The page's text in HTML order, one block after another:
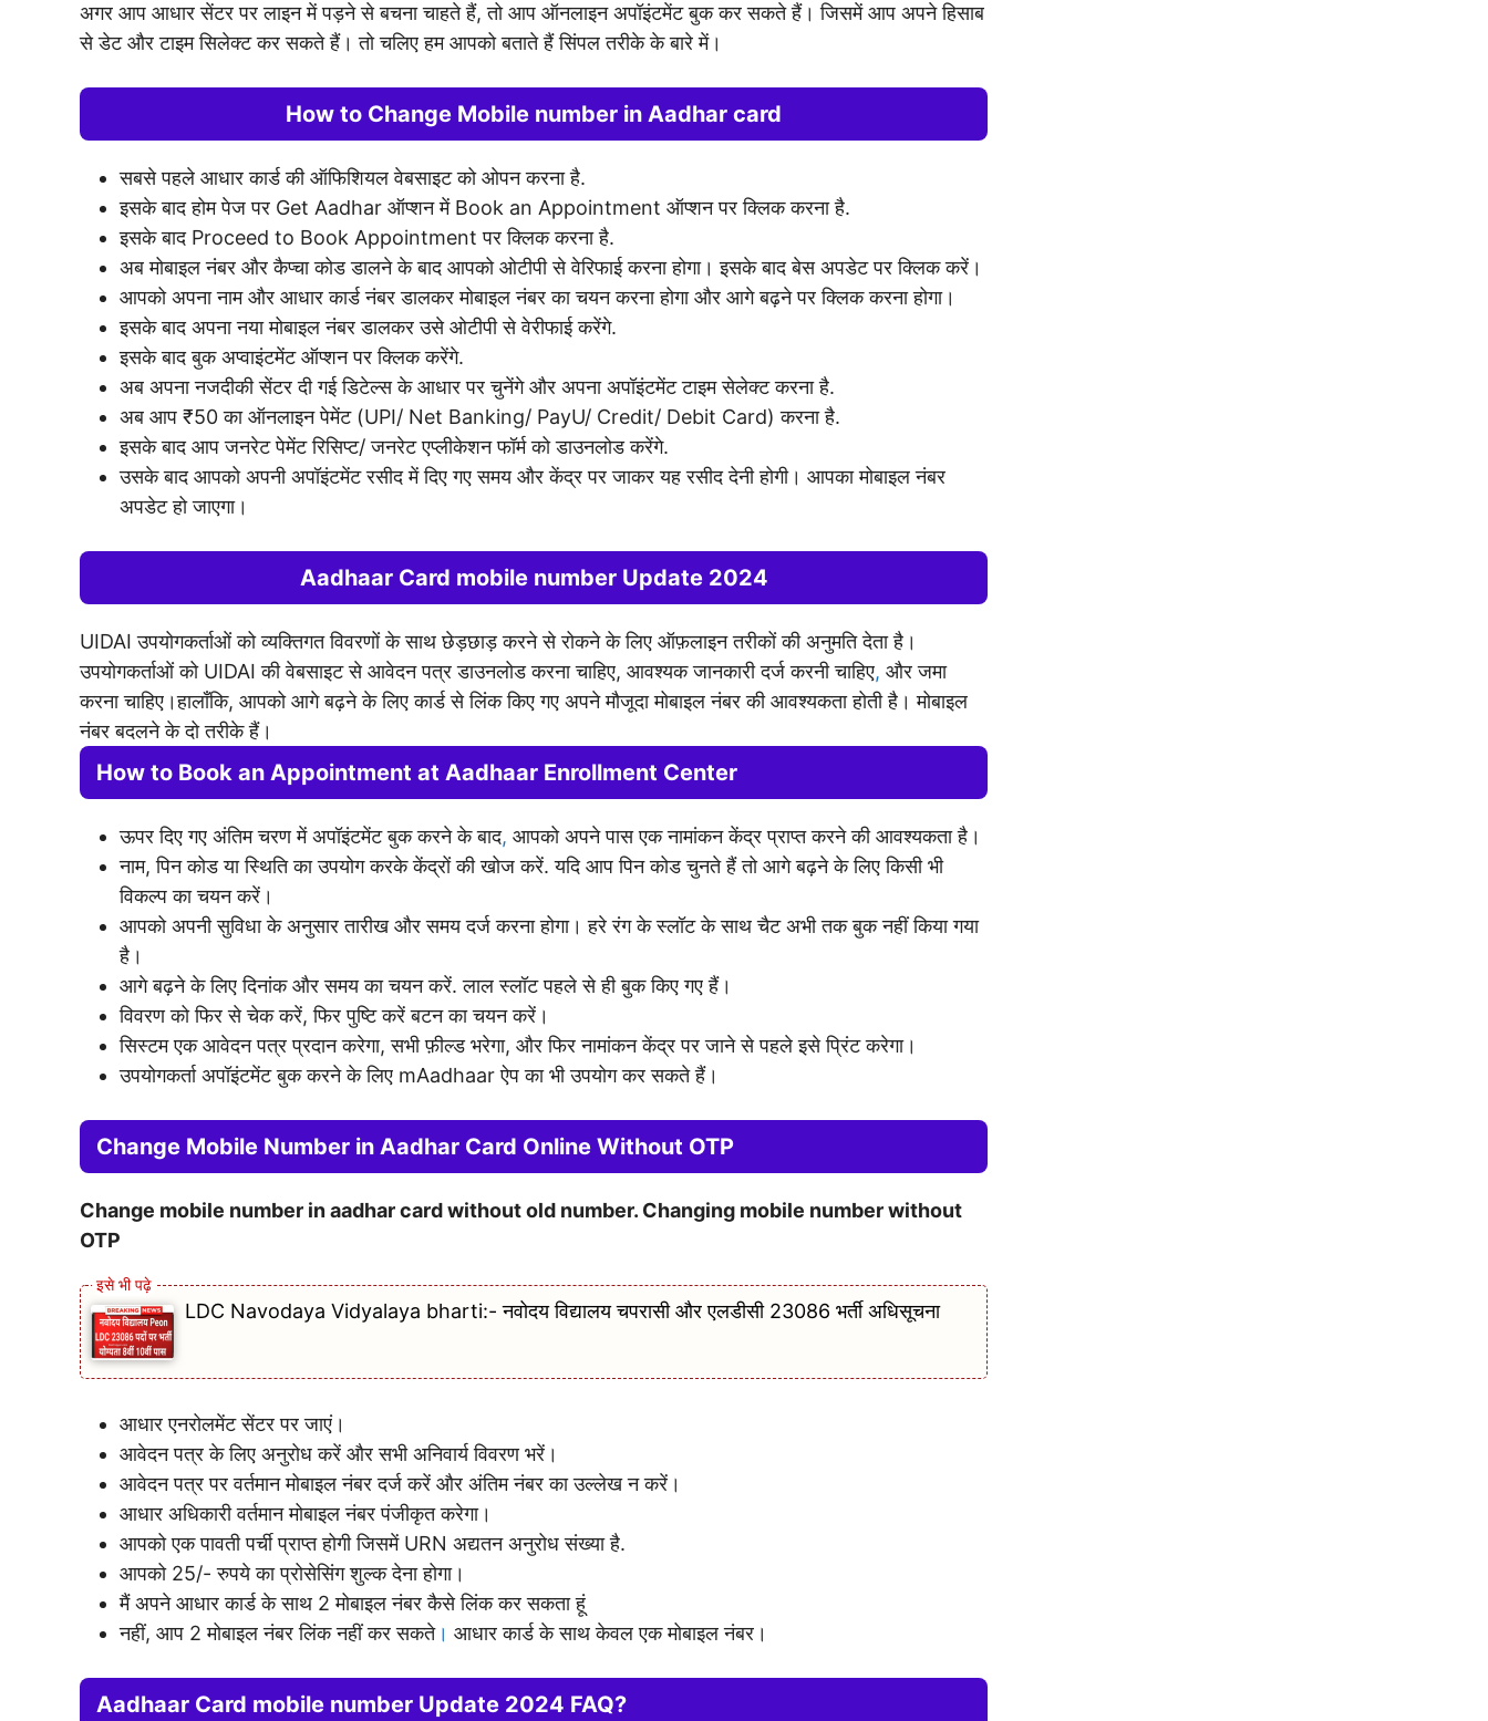
अगर आप आधार सेंटर पर लाइन में पड़ने से बचना चाहते हैं, तो आप ऑनलाइन अपॉइंटमेंट बुक कर सकते हैं। जिसमें आप अपने हिसाब
से डेट और टाइम सिलेक्ट कर सकते हैं। तो चलिए हम आपको बताते हैं सिंपल तरीके के बारे में।
How to Change Mobile number in Aadhar card
सबसे पहले आधार कार्ड की ऑफिशियल वेबसाइट को ओपन करना है.
इसके बाद होम पेज पर Get Aadhar ऑप्शन में Book an Appointment ऑप्शन पर क्लिक करना है.
इसके बाद Proceed to Book Appointment पर क्लिक करना है.
अब मोबाइल नंबर और कैप्चा कोड डालने के बाद आपको ओटीपी से वेरिफाई करना होगा। इसके बाद बेस अपडेट पर क्लिक करें।
आपको अपना नाम और आधार कार्ड नंबर डालकर मोबाइल नंबर का चयन करना होगा और आगे बढ़ने पर क्लिक करना होगा।
इसके बाद अपना नया मोबाइल नंबर डालकर उसे ओटीपी से वेरीफाई करेंगे.
इसके बाद बुक अप्वाइंटमेंट ऑप्शन पर क्लिक करेंगे.
अब अपना नजदीकी सेंटर दी गई डिटेल्स के आधार पर चुनेंगे और अपना अपॉइंटमेंट टाइम सेलेक्ट करना है.
अब आप ₹50 का ऑनलाइन पेमेंट (UPI/ Net Banking/ PayU/ Credit/ Debit Card) करना है.
इसके बाद आप जनरेट पेमेंट रिसिप्ट/ जनरेट एप्लीकेशन फॉर्म को डाउनलोड करेंगे.
उसके बाद आपको अपनी अपॉइंटमेंट रसीद में दिए गए समय और केंद्र पर जाकर यह रसीद देनी होगी। आपका मोबाइल नंबर
अपडेट हो जाएगा।
Aadhaar Card mobile number Update 2024
UIDAI उपयोगकर्ताओं को व्यक्तिगत विवरणों के साथ छेड़छाड़ करने से रोकने के लिए ऑफ़लाइन तरीकों की अनुमति देता है।
उपयोगकर्ताओं को UIDAI की वेबसाइट से आवेदन पत्र डाउनलोड करना चाहिए, आवश्यक जानकारी दर्ज करनी चाहिए, और जमा
करना चाहिए।हालाँकि, आपको आगे बढ़ने के लिए कार्ड से लिंक किए गए अपने मौजूदा मोबाइल नंबर की आवश्यकता होती है। मोबाइल
नंबर बदलने के दो तरीके हैं।
How to Book an Appointment at Aadhaar Enrollment Center
ऊपर दिए गए अंतिम चरण में अपॉइंटमेंट बुक करने के बाद, आपको अपने पास एक नामांकन केंद्र प्राप्त करने की आवश्यकता है।
नाम, पिन कोड या स्थिति का उपयोग करके केंद्रों की खोज करें. यदि आप पिन कोड चुनते हैं तो आगे बढ़ने के लिए किसी भी
विकल्प का चयन करें।
आपको अपनी सुविधा के अनुसार तारीख और समय दर्ज करना होगा। हरे रंग के स्लॉट के साथ चैट अभी तक बुक नहीं किया गया
है।
आगे बढ़ने के लिए दिनांक और समय का चयन करें. लाल स्लॉट पहले से ही बुक किए गए हैं।
विवरण को फिर से चेक करें, फिर पुष्टि करें बटन का चयन करें।
सिस्टम एक आवेदन पत्र प्रदान करेगा, सभी फ़ील्ड भरेगा, और फिर नामांकन केंद्र पर जाने से पहले इसे प्रिंट करेगा।
उपयोगकर्ता अपॉइंटमेंट बुक करने के लिए mAadhaar ऐप का भी उपयोग कर सकते हैं।
Change Mobile Number in Aadhar Card Online Without OTP
Change mobile number in aadhar card without old number. Changing mobile number without
OTP
LDC Navodaya Vidyalaya bharti:- नवोदय विद्यालय चपरासी और एलडीसी 23086 भर्ती अधिसूचना
आधार एनरोलमेंट सेंटर पर जाएं।
आवेदन पत्र के लिए अनुरोध करें और सभी अनिवार्य विवरण भरें।
आवेदन पत्र पर वर्तमान मोबाइल नंबर दर्ज करें और अंतिम नंबर का उल्लेख न करें।
आधार अधिकारी वर्तमान मोबाइल नंबर पंजीकृत करेगा।
आपको एक पावती पर्ची प्राप्त होगी जिसमें URN अद्यतन अनुरोध संख्या है.
आपको 25/- रुपये का प्रोसेसिंग शुल्क देना होगा।
मैं अपने आधार कार्ड के साथ 2 मोबाइल नंबर कैसे लिंक कर सकता हूं
नहीं, आप 2 मोबाइल नंबर लिंक नहीं कर सकते। आधार कार्ड के साथ केवल एक मोबाइल नंबर।
Aadhaar Card mobile number Update 2024 FAQ?